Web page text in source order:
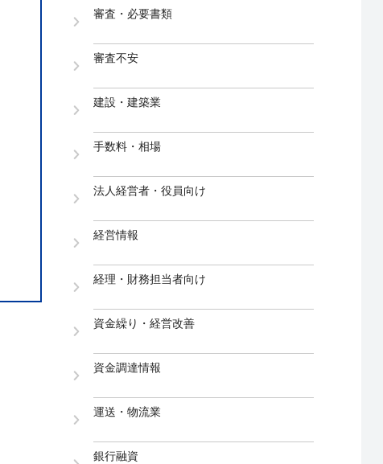
審査・必要書類
審査不安
建設・建築業
手数料・相場
法人経営者・役員向け
経営情報
経理・財務担当者向け
資金繰り・経営改善
資金調達情報
運送・物流業
銀行融資